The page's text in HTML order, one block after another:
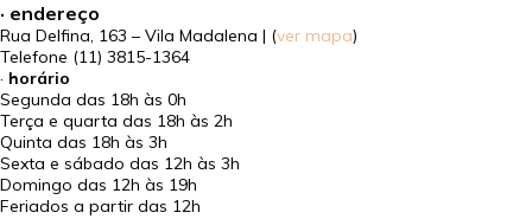
· endereço
Rua Delfina, 163 – Vila Madalena | (ver mapa)
Telefone (11) 3815-1364
· horário
Segunda das 18h às 0h
Terça e quarta das 18h às 2h
Quinta das 18h às 3h
Sexta e sábado das 12h às 3h
Domingo das 12h às 19h
Feriados a partir das 12h